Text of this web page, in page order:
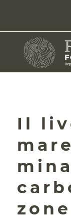
Il